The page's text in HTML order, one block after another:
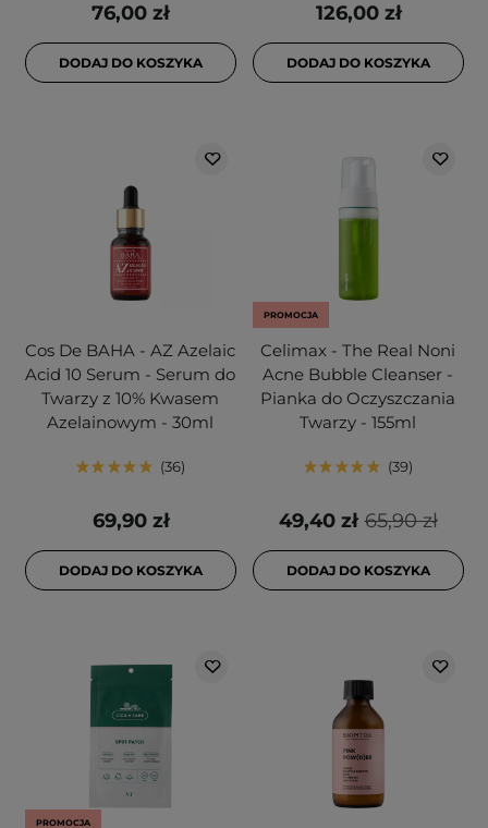
76,00 zł
DODAJ DO KOSZYKA
126,00 zł
DODAJ DO KOSZYKA
Cos De BAHA - AZ Azelaic
Acid 10 Serum - Serum do
Twarzy z 10% Kwasem
Azelainowym - 30ml
36
69,90 zł
DODAJ DO KOSZYKA
PROMOCJA
Celimax - The Real Noni
Acne Bubble Cleanser -
Pianka do Oczyszczania
Twarzy - 155ml
39
65,90 zł
49,40 zł
DODAJ DO KOSZYKA
PROMOCJA